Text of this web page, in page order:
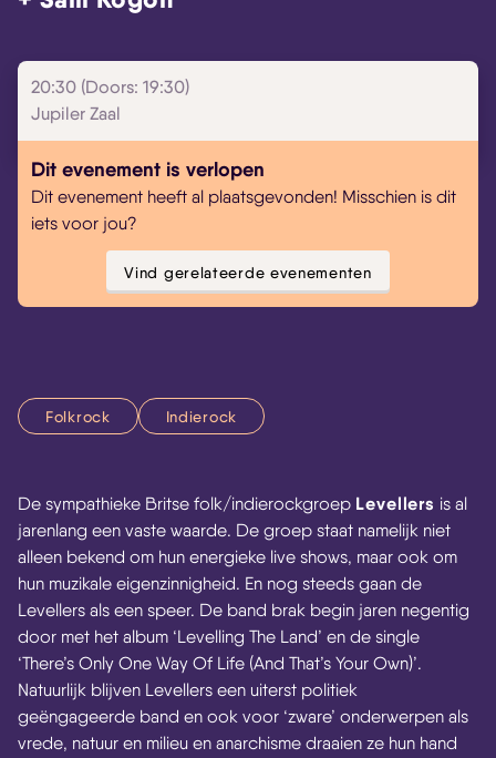
Skip navigatie
20:30 (Doors: 19:30)
Jupiler Zaal
Dit evenement is verlopen
Dit evenement heeft al plaatsgevonden! Misschien is dit
iets voor jou?
Vind gerelateerde evenementen
Folkrock Indierock
De sympathieke Britse folk/indierockgroep Levellers is al
jarenlang een vaste waarde. De groep staat namelijk niet
alleen bekend om hun energieke live shows, maar ook om
hun muzikale eigenzinnigheid. En nog steeds gaan de
Levellers als een speer. De band brak begin jaren negentig
door met het album ‘Levelling The Land’ en de single
‘There’s Only One Way Of Life (And That’s Your Own)’.
Natuurlijk blijven Levellers een uiterst politiek
geëngageerde band en ook voor ‘zware’ onderwerpen als
vrede, natuur en milieu en anarchisme draaien ze hun hand